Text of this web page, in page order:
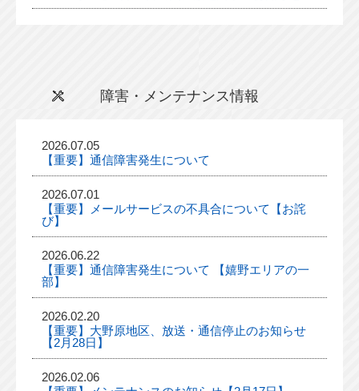
障害・メンテナンス情報
2026.07.05
【重要】通信障害発生について
2026.07.01
【重要】メールサービスの不具合について【お詫
び】
2026.06.22
【重要】通信障害発生について 【嬉野エリアの一
部】
2026.02.20
【重要】大野原地区、放送・通信停止のお知らせ
【2月28日】
2026.02.06